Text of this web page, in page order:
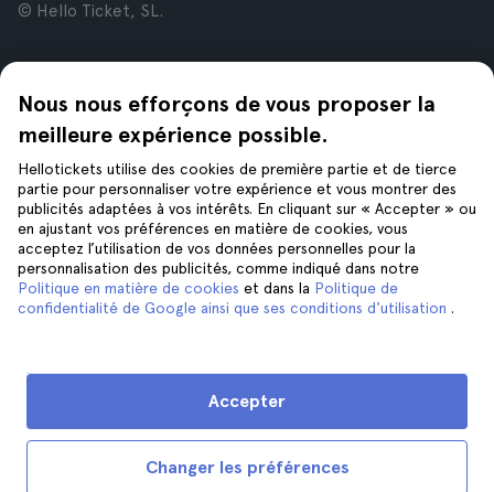
Nous nous efforçons de vous proposer la
meilleure expérience possible.
Hellotickets utilise des cookies de première partie et de tierce
partie pour personnaliser votre expérience et vous montrer des
publicités adaptées à vos intérêts. En cliquant sur « Accepter » ou
en ajustant vos préférences en matière de cookies, vous
acceptez l’utilisation de vos données personnelles pour la
personnalisation des publicités, comme indiqué dans notre
Politique en matière de cookies et dans la Politique de
confidentialité de Google ainsi que ses conditions d'utilisation .
Changer les préférences
Accepter
© Hello Ticket, SL.
À propos de nous
Offres d’emploi
Avis
Confidentialité
Conditions générales
Mentions Légales
Cookies
New York
Rome
Londres
Grenade
Cracovie
Tenerife
Aide